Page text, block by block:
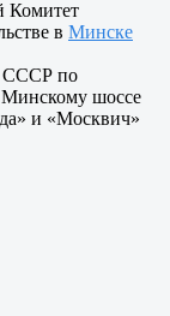
Комитет
в Минске
СССР по
шоссе
и «Москвич»